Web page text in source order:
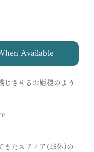
Available
じさせるお姫様のよう
きたスフィア(球体)の